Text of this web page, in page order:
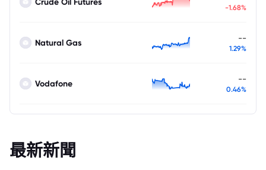
-1.68%
Natural Gas --
1.29%
Vodafone --
0.46%
最新新聞